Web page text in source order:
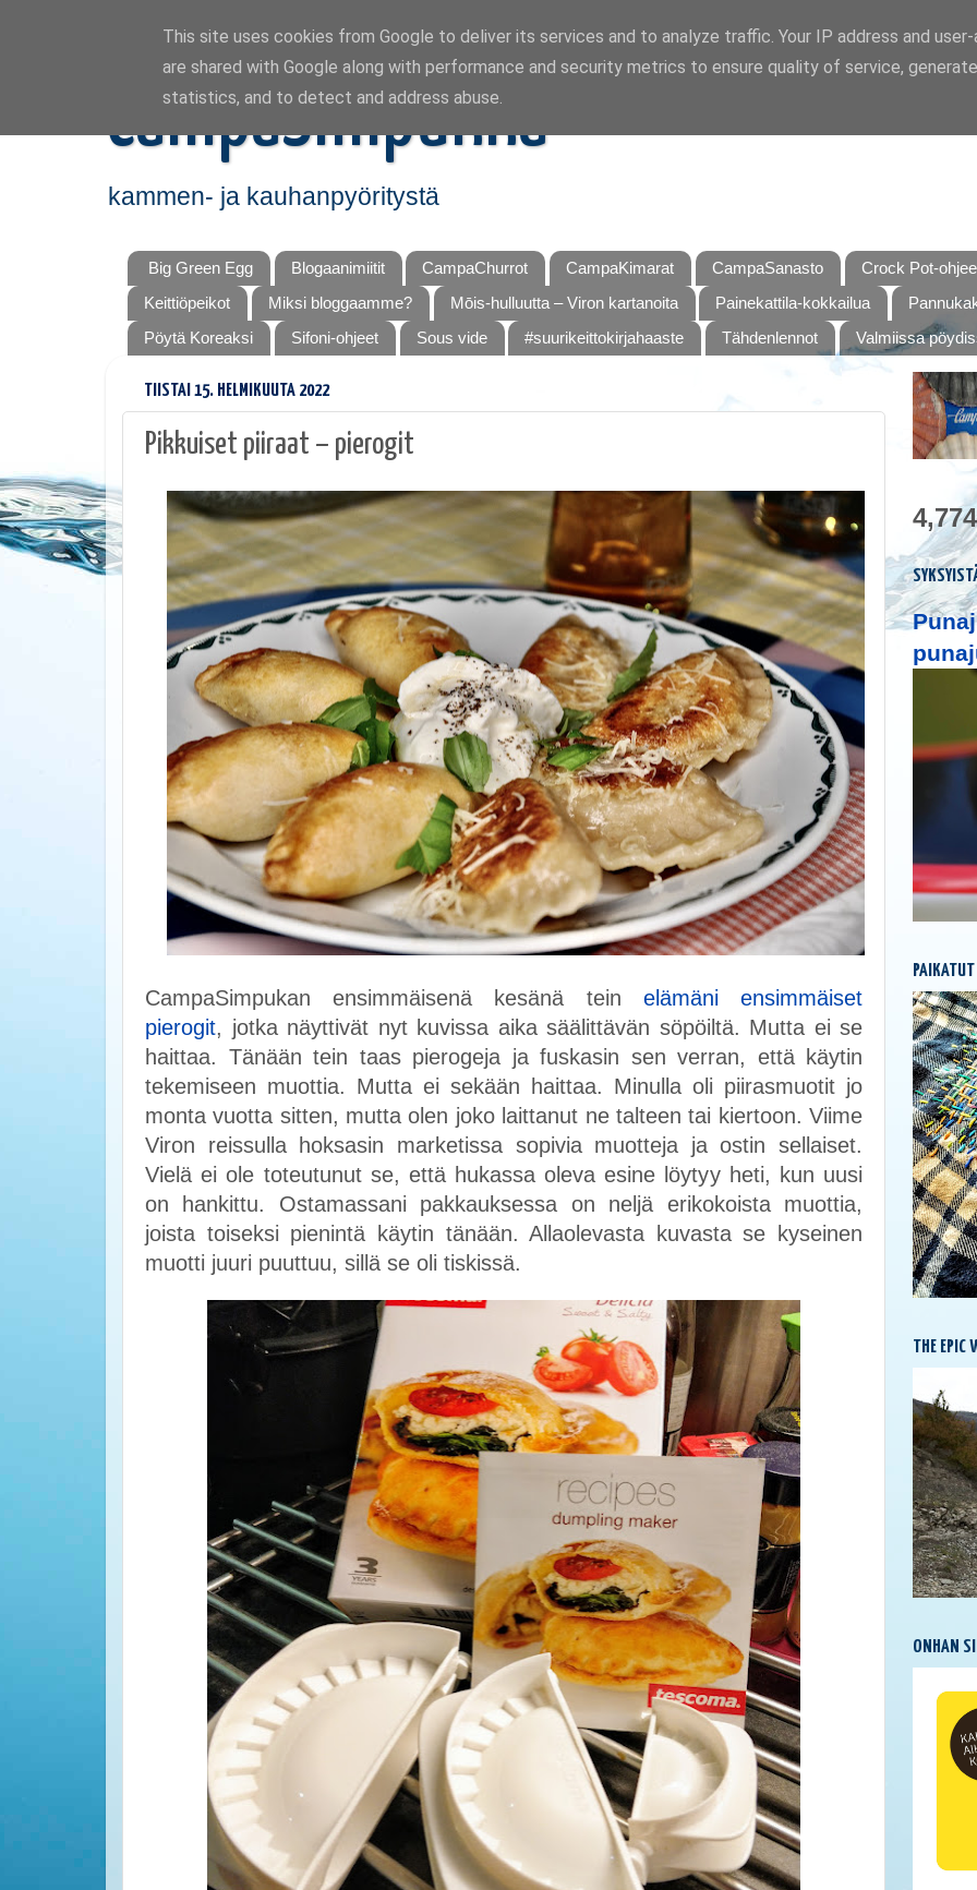
CampaSimpukka
kammen- ja kauhanpyöritystä
Big Green Egg Blogaanimiitit CampaChurrot CampaKimarat CampaSanasto
Crock Pot-
Keittiöpeikot
Miksi bloggaamme? Mōis-hulluutta – Viron kartanoita Painekattila-kokkailua
Pöytä Koreaksi
Sifoni-ohjeet Sous vide #suurikeittokirjahaaste Tähdenlennot Valmiissa
TIISTAI 15. HELMIKUUTA 2022
Pikkuiset piiraat – pierogit
CampaSimpukan ensimmäisenä kesänä tein elämäni ensimmäiset
pierogit, jotka näyttivät nyt kuvissa aika säälittävän söpöiltä. Mutta ei se
haittaa. Tänään tein taas pierogeja ja fuskasin sen verran, että käytin
tekemiseen muottia. Mutta ei sekään haittaa. Minulla oli piirasmuotit jo
monta vuotta sitten, mutta olen joko laittanut ne talteen tai kiertoon. Viime
Viron reissulla hoksasin marketissa sopivia muotteja ja ostin sellaiset.
Vielä ei ole toteutunut se, että hukassa oleva esine löytyy heti, kun uusi
on hankittu. Ostamassani pakkauksessa on neljä erikokoista muottia,
joista toiseksi pienintä käytin tänään. Allaolevasta kuvasta se kyseinen
muotti juuri puuttuu, sillä se oli tiskissä.
THE EPIC
ONHAN
This site uses cookies from Google to deliver its services and to analyze traffic. Your IP address and
are shared with Google along with performance and security metrics to ensure quality of service,
statistics, and to detect and address abuse.